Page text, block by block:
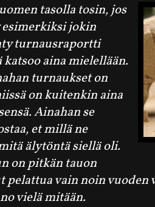
tasolla tosin, jos
jokin
turnausraportti
aina mielellään.
turnaukset on
on kuitenkin aina
Ainahan se
et millä ne
älytöntä siellä oli.
on pitkän tauon
pelattua vain noin
vielä mitään.